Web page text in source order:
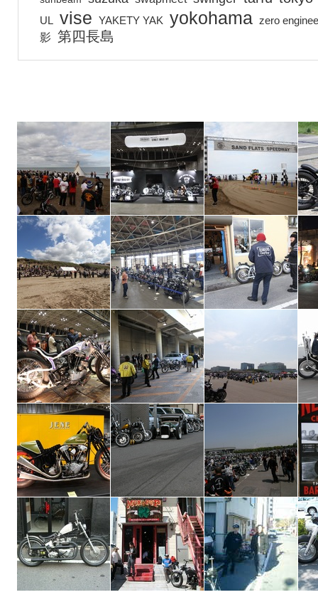
UL vise YAKETY YAK yokohama zero
影 第四長島